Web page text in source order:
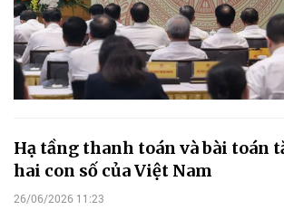
Hạ tầng thanh toán và bài toán
hai con số của Việt Nam
26/06/2026 11:23